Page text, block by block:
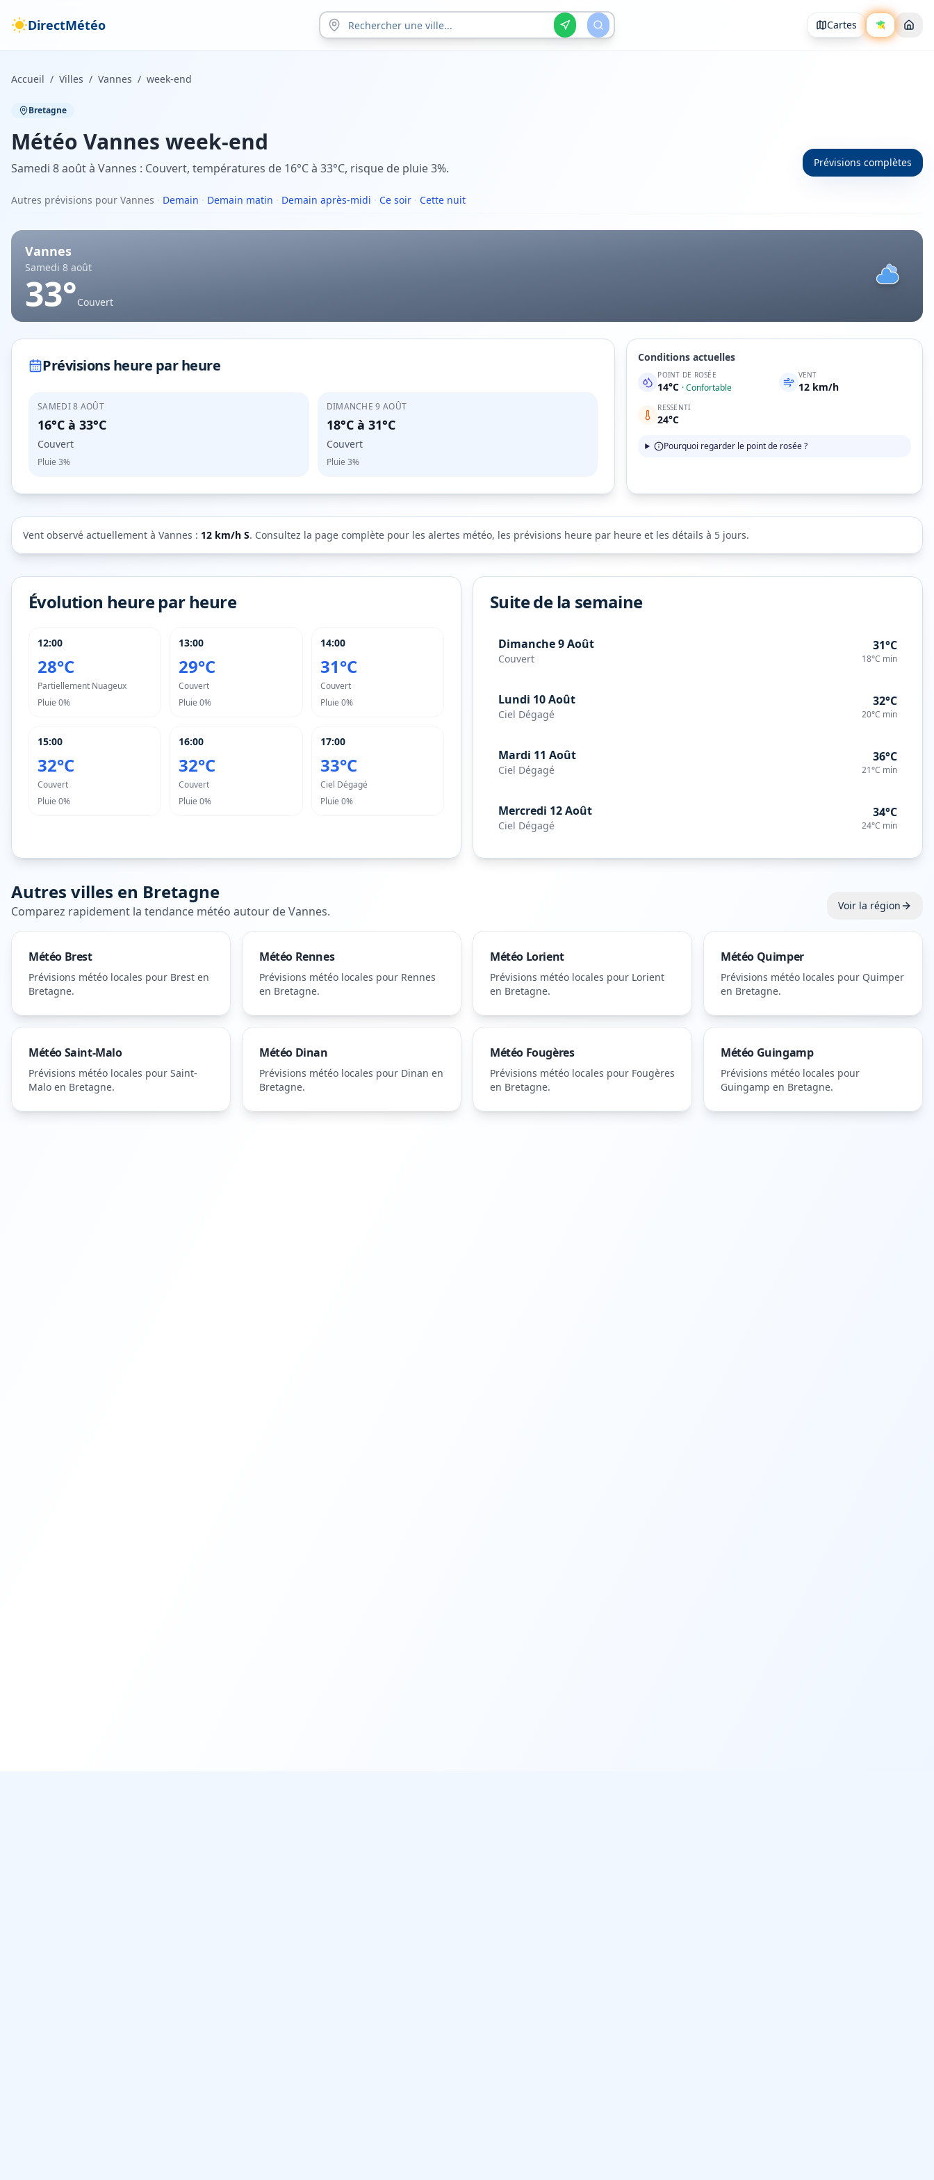
DirectMétéo Cartes
Accueil / Villes / Vannes / week-end
Bretagne
Météo Vannes week-end
Samedi 8 août à Vannes : Couvert, températures de 16°C à 33°C, risque de pluie 3%. Prévisions complètes
Autres prévisions pour Vannes · Demain · Demain matin · Demain après-midi · Ce soir · Cette nuit
Vannes
Samedi 8 août
33°Couvert
Prévisions heure par heure
SAMEDI 8 AOÛT
16°C à 33°C
Couvert
Pluie 3%
DIMANCHE 9 AOÛT
18°Cà 31°C
Couvert
Pluie 3%
Conditions actuelles
POINT DE ROSÉE
14°C ·Confortable
VENT
12km/h
RESSENTI
24°C
Pourquoi regarder le point de rosée ?
Vent observé actuellement à Vannes : 12 km/h S. Consultez la page complète pour les alertes météo, les prévisions heure par heure et les détails à 5 jours.
Évolution heure par heure
12:00
28°C
Partiellement Nuageux
Pluie 0%
13:00
29°C
Couvert
Pluie0%
14:00
31°C
Couvert
Pluie 0%
15:00
32°C
Couvert
Pluie 0%
16:00
32°C
Couvert
Pluie0%
17:00
33°C
Ciel Dégagé
Pluie 0%
Suite de la semaine
Dimanche 9 Août
Couvert
31°C
18°C min
Lundi 10 Août
Ciel Dégagé
32°C
20°C min
Mardi 11 Août
Ciel Dégagé
36°C
21°C min
Mercredi 12 Août
Ciel Dégagé
34°C
24°C min
Autres villes en Bretagne
Comparez rapidement la tendance météo autour deVannes. Voir la région
Météo Brest
Prévisions météo locales pour Brest en
Bretagne.
Météo Rennes
Prévisions météo locales pour Rennes
en Bretagne.
Météo Lorient
Prévisions météo locales pour Lorient
en Bretagne.
Météo Quimper
Prévisions météo locales pour Quimper
en Bretagne.
MétéoSaint-Malo
Prévisions météo locales pour Saint-
Malo en Bretagne.
Météo Dinan
Prévisions météo locales pour Dinan en
Bretagne.
Météo Fougères
Prévisions météo locales pour Fougères
en Bretagne.
Météo Guingamp
Prévisions météo locales pour
Guingamp en Bretagne.